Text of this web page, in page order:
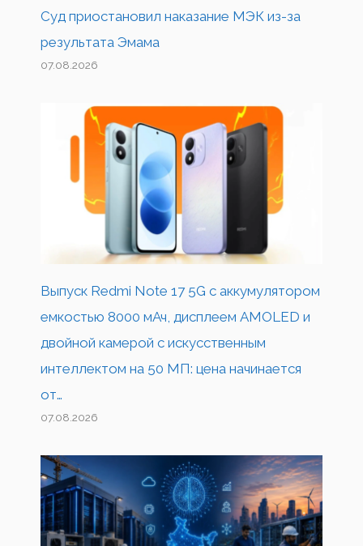
Суд приостановил наказание МЭК из-за
результата Эмама
07.08.2026
Выпуск Redmi Note 17 5G с аккумулятором
емкостью 8000 мАч, дисплеем AMOLED и
двойной камерой с искусственным
интеллектом на 50 МП: цена начинается
от…
07.08.2026